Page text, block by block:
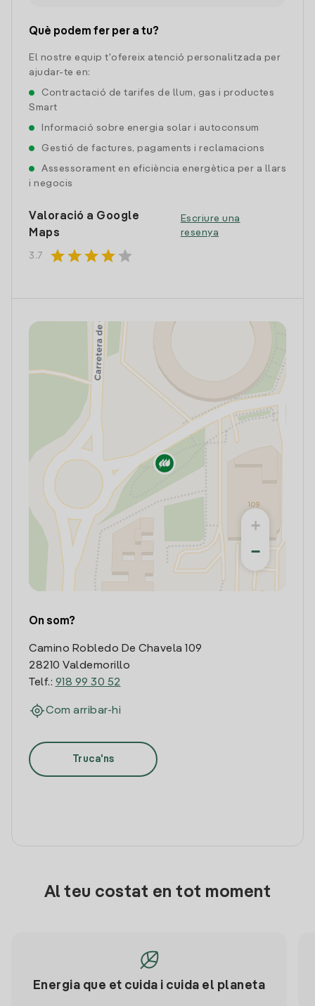
Què podem fer per a tu?
El nostre equip t'ofereix atenció personalitzada per
ajudar-te en:
Contractació de tarifes de llum, gas i productes
Smart
Informació sobre energia solar i autoconsum
Gestió de factures, pagaments i reclamacions
Assessorament en eficiència energètica per a llars
i negocis
Valoració a Google
Maps
3.7 starstarstarstar star
Escriure una
resenya
+
−
On som?
Camino Robledo De Chavela 109
28210 Valdemorillo
Telf.: 918 99 30 52
Com arribar-hi
Truca'ns
Al teu costat en tot moment
Energia que et cuida i cuida el planeta